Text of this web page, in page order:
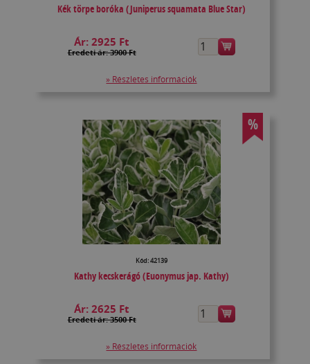
Kék törpe boróka (Juniperus squamata Blue Star)
Ár:2925 Ft
Eredeti ár: 3900 Ft
» Részletes információk
%
Kód: 42139
Kathy kecskerágó (Euonymus jap. Kathy)
Ár:2625 Ft
Eredeti ár: 3500 Ft
» Részletes információk